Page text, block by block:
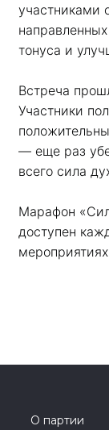
участниками
тонуса и
Встреча
Участники
— еще раз
всего сила
Марафон
доступен
О партии